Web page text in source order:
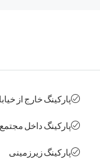
پارکینگ خارج از
پارکینگ داخل مجتمع
پارکینگ زیرزمینی